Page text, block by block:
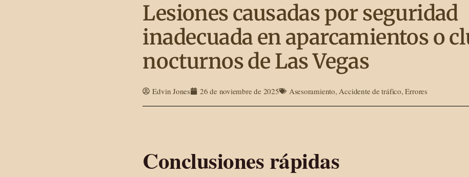
Lesiones causadas por seguridad
inadecuada en aparcamientos o
nocturnos de Las Vegas
Edvin Jones 26 de noviembre de 2025 Asesoramiento,Accidente de tráfico,Errores
Conclusiones rápidas